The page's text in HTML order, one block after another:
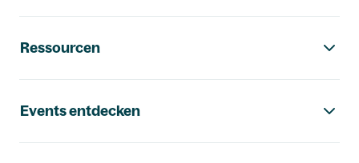
Ressourcen
Events entdecken